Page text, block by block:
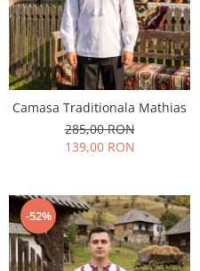
Tricouri
Treninguri
Ii traditionale
Rochii traditionale
Rochii Elegante
Fote & Catrinte
Incaltaminte
Jucarii
Camasa Traditionala Mathias
285,00 RON
139,00 RON
-52%